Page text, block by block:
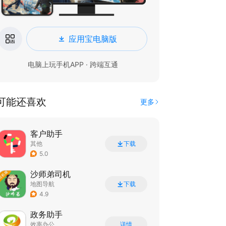
应用宝电脑版
电脑上玩手机APP · 跨端互通
能还喜欢 更多
客户助手
其他
5.0
下载
沙师弟司机
地图导航
4.9
下载
政务助手
效率办公 详情